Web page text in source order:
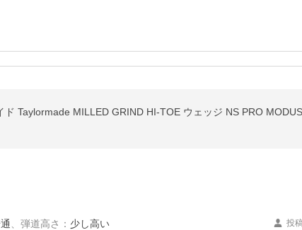
ド Taylormade MILLED GRIND HI-TOE ウェッジ NS PRO
弾道高さ ： 少し高い
投